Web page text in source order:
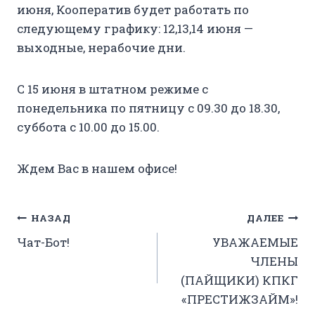
июня, Кооператив будет работать по
следующему графику: 12,13,14 июня —
выходные, нерабочие дни.
С 15 июня в штатном режиме с
понедельника по пятницу с 09.30 до 18.30,
суббота с 10.00 до 15.00.
Ждем Вас в нашем офисе!
Навигация
по
НАЗАД
Чат-Бот!
ДАЛЕЕ
УВАЖАЕМЫЕ
ЧЛЕНЫ
(ПАЙЩИКИ) КПКГ
«ПРЕСТИЖЗАЙМ»!